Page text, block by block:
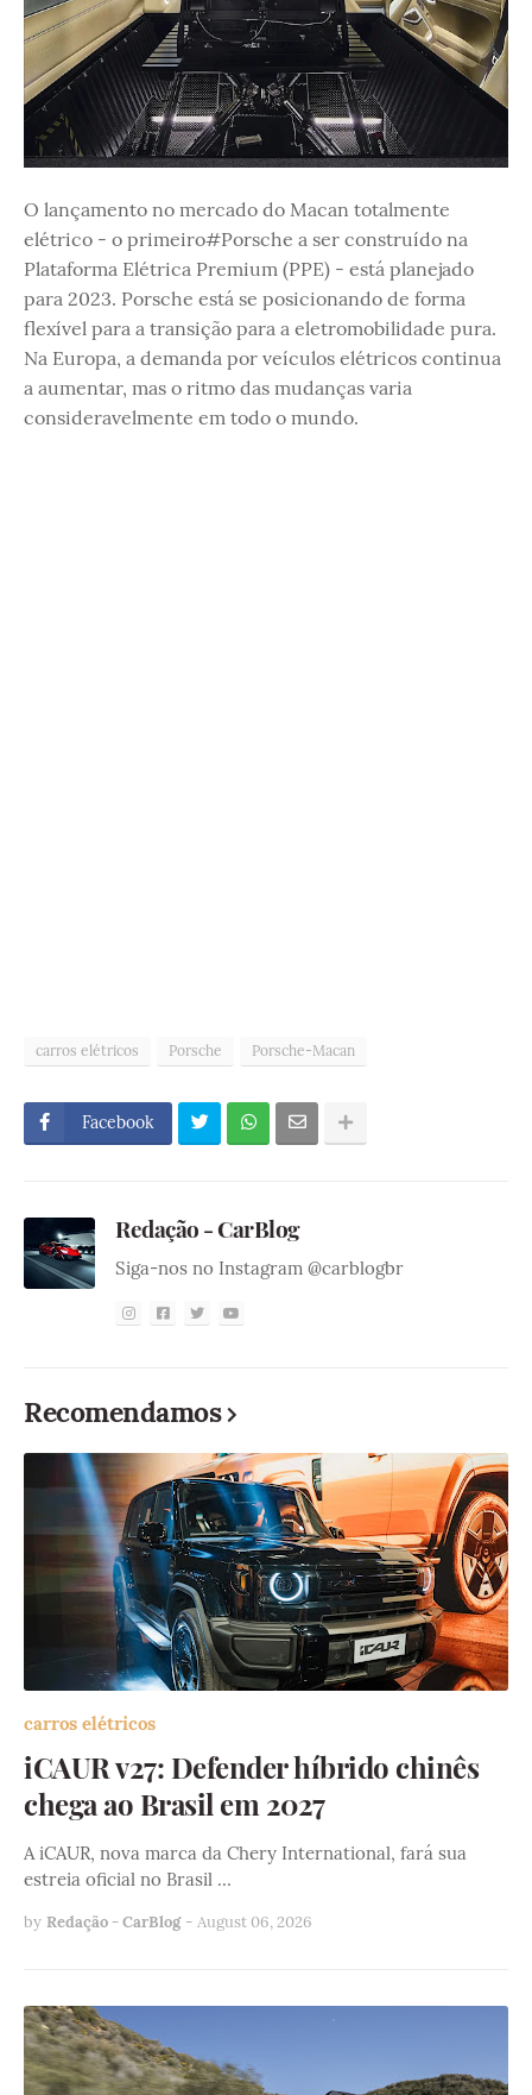
O lançamento no mercado do Macan totalmente
elétrico - o primeiro#Porsche a ser construído na
Plataforma Elétrica Premium (PPE) - está planejado
para 2023. Porsche está se posicionando de forma
flexível para a transição para a eletromobilidade pura.
Na Europa, a demanda por veículos elétricos continua
a aumentar, mas o ritmo das mudanças varia
consideravelmente em todo o mundo.
carros elétricos Porsche Porsche-Macan
Facebook
Redação - CarBlog
Siga-nos no Instagram @carblogbr
Recomendamos
carros elétricos
iCAUR v27: Defender híbrido chinês
chega ao Brasil em 2027
A iCAUR, nova marca da Chery International, fará sua
estreia oficial no Brasil …
by Redação - CarBlog - August 06, 2026